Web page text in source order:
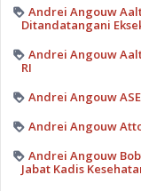
Andrei Angouw
Ditandatangani
Andrei Angouw
RI
Andrei Angouw
Andrei Angouw
Andrei Angouw
Jabat Kadis